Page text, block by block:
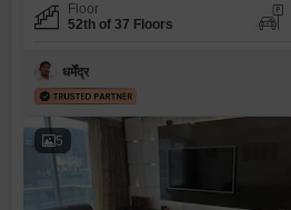
Floor
52th of 37 Floors
धर्मेंद्र
5